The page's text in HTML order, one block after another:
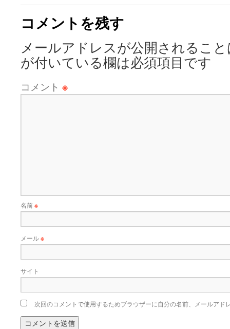
コメントを残す
メールアドレスが公開されるこ
が付いている欄は必須項目です
コメント ※
名前※
メール※
サイト
次回のコメントで使用するためブラウザーに自分の名前、メールアド